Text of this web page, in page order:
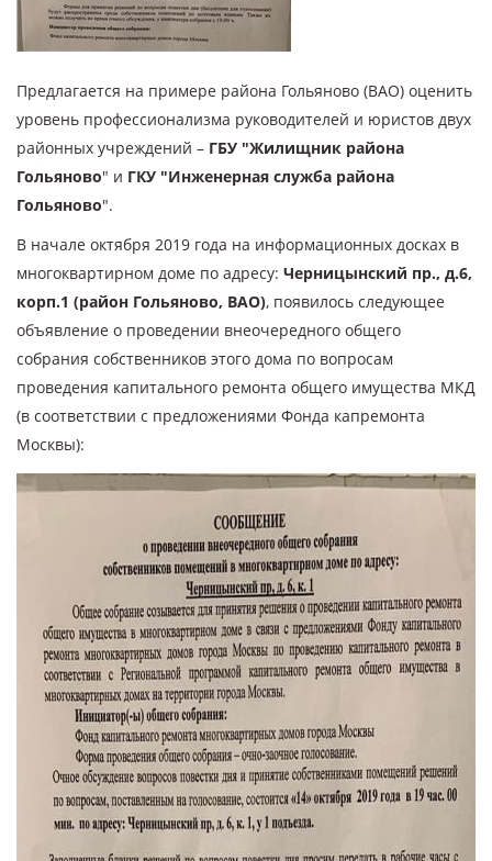
Предлагается на примере района Гольяново (ВАО) оценить
уровень профессионализма руководителей и юристов двух
районных учреждений – ГБУ "Жилищник района
Гольяново" и ГКУ "Инженерная служба района
Гольяново".
В начале октября 2019 года на информационных досках в
многоквартирном доме по адресу: Черницынский пр., д.6,
корп.1 (район Гольяново, ВАО), появилось следующее
объявление о проведении внеочередного общего
собрания собственников этого дома по вопросам
проведения капитального ремонта общего имущества МКД
(в соответствии с предложениями Фонда капремонта
Москвы):